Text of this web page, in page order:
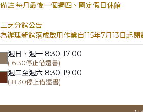
每月最後一個週四、國定假日休館
三芝分館公告
為辦理新館落成啟用作業自115年7月13日起
週日、週一 8:30-17:00
(16:30停止借還書)
週二至週六 8:30-19:00
(18:30停止借還書)